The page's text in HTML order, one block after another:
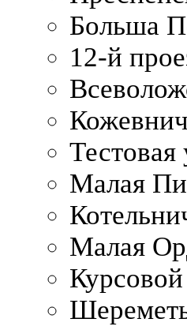
Больша
12-й
Малая
Малая